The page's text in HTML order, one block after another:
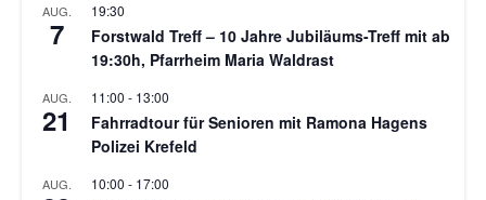
AUG.
7
19:30
Forstwald Treff – 10 Jahre Jubiläums-Treff mit ab
19:30h, Pfarrheim Maria Waldrast
AUG.
21
11:00 - 13:00
Fahrradtour für Senioren mit Ramona Hagens
Polizei Krefeld
AUG. 10:00 - 17:00